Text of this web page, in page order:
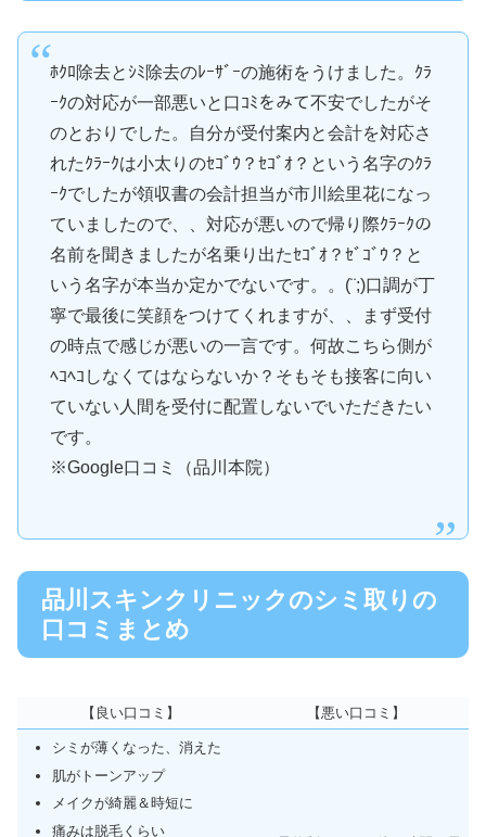
ﾎｸﾛ除去とｼﾐ除去のﾚｰｻﾞｰの施術をうけました。ｸﾗ
ｰｸの対応が一部悪いと口ｺﾐをみて不安でしたがそ
のとおりでした。自分が受付案内と会計を対応さ
れたｸﾗｰｸは小太りのｾｺﾞｳ？ｾｺﾞｵ？という名字のｸﾗ
ｰｸでしたが領収書の会計担当が市川絵里花になっ
ていましたので、、対応が悪いので帰り際ｸﾗｰｸの
名前を聞きましたが名乗り出たｾｺﾞｵ？ｾﾞｺﾞｳ？と
いう名字が本当か定かでないです。。(¨;)口調が丁
寧で最後に笑顔をつけてくれますが、、まず受付
の時点で感じが悪いの一言です。何故こちら側が
ﾍｺﾍｺしなくてはならないか？そもそも接客に向い
ていない人間を受付に配置しないでいただきたい
です。
※Google口コミ（品川本院）
品川スキンクリニックのシミ取りの
口コミまとめ
【良い口コミ】 【悪い口コミ】
シミが薄くなった、消えた
肌がトーンアップ
メイクが綺麗＆時短に
痛みは脱毛くらい